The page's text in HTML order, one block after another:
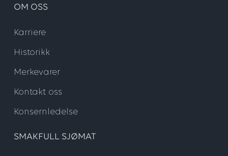
OM OSS
Karriere
Historikk
Merkevarer
Kontakt oss
Konsernledelse
SMAKFULL SJØMAT